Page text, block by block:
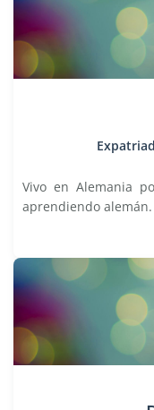
Vivo en Alemania
aprendiendo alemán.